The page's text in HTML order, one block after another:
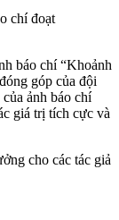
chí đoạt
báo chí “Khoảnh
góp của đội
ảnh báo chí
giá trị tích cực và
cho các tác giả